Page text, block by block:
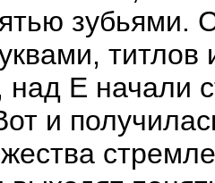
Е начали
и